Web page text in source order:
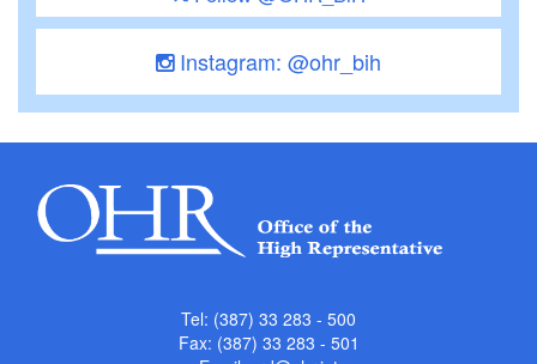
Instagram: @ohr_bih
Tel: (387) 33 283 - 500
Fax: (387) 33 283 - 501